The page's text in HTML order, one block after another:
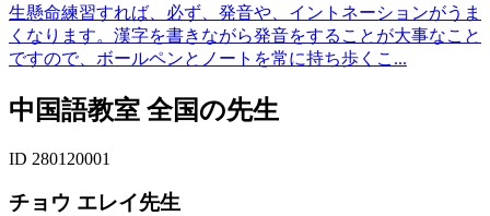
生懸命練習すれば、必ず、発音や、イントネーションがうま
くなります。漢字を書きながら発音をすることが大事なこと
ですので、ボールペンとノートを常に持ち歩くこ...
中国語教室 全国の先生
ID 280120001
チョウ エレイ先生